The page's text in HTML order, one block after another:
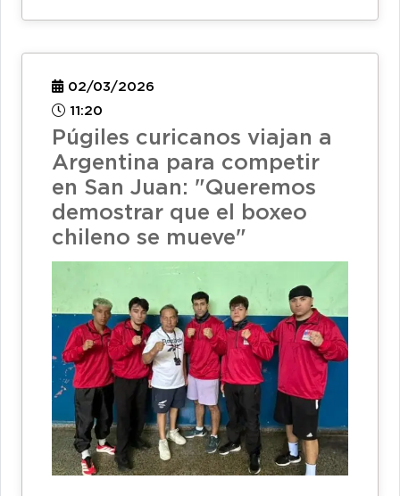
02/03/2026
11:20
Púgiles curicanos viajan a
Argentina para competir
en San Juan: "Queremos
demostrar que el boxeo
chileno se mueve"